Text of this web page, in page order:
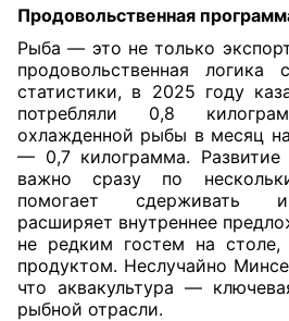
Продовольственная
Рыба — это не только
продовольственная
статистики, в 2025 году
потребляли 0,8
охлажденной рыбы в месяц
— 0,7 килограмма. Развитие
важно сразу по
помогает сдерживать
расширяет внутреннее
не редким гостем на
продуктом. Неслучайно
что аквакультура —
рыбной отрасли.